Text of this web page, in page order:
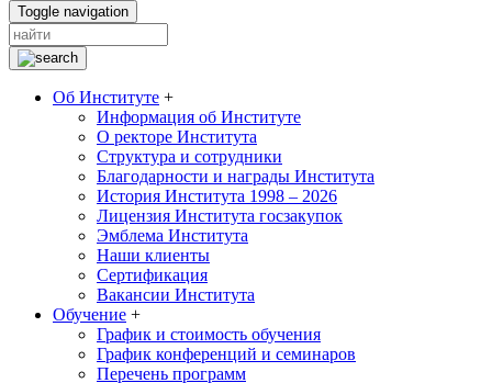
Toggle navigation
Об Институте +
Информация об Институте
О ректоре Института
Структура и сотрудники
Благодарности и награды Института
История Института 1998 – 2026
Лицензия Института госзакупок
Эмблема Института
Наши клиенты
Сертификация
Вакансии Института
Обучение +
График и стоимость обучения
График конференций и семинаров
Перечень программ